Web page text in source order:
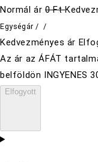
Normál ár 0 Ft
Egységár / /
Kedvezményes ár
Az ár az ÁFÁT
belföldön INGYENES
Elfogyott